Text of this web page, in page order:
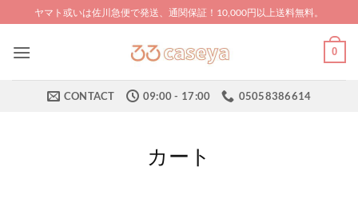
to
content
ヤマト或いは佐川急便で発送、通関保証！10,000円以上送料無料。
0
CONTACT 09:00 - 17:00 05058386614
カート